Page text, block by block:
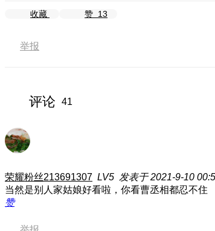
收藏 赞 13
举报
评论 41
荣耀粉丝213691307 LV5 发表于 2021-9-10
当然是别人家姑娘好看啦，你看曹丞相都忍不住
赞